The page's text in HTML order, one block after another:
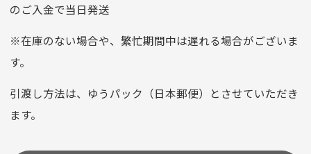
クレジットカード
選びいただけない場合がございます。
のご入金で当日発送
※在庫のない場合や、繁忙期間中は遅れる場合がございま
す。
引渡し方法は、ゆうパック（日本郵便）とさせていただき
ます。